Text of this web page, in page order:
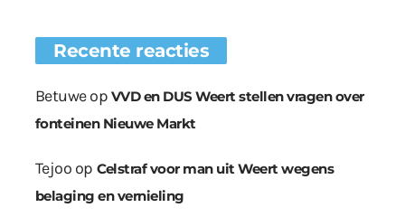
Recente reacties
Betuweop VVD en DUS Weert stellen vragen over
fonteinen Nieuwe Markt
Tejoo op Celstraf voor man uit Weert wegens
belaging en vernieling